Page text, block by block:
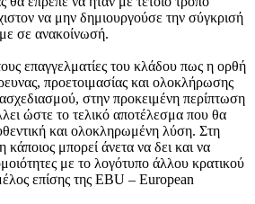
να μην δημιουργούσε την σύγκρισή
σε ανακοίνωσή.
επαγγελματίες του κλάδου πως η ορθή
προετοιμασίας και ολοκλήρωσης
στην προκειμένη περίπτωση
ώστε το τελικό αποτέλεσμα που θα
και ολοκληρωμένη λύση. Στη
μπορεί άνετα να δει και να
με το λογότυπο άλλου κρατικού
επίσης της EBU – European